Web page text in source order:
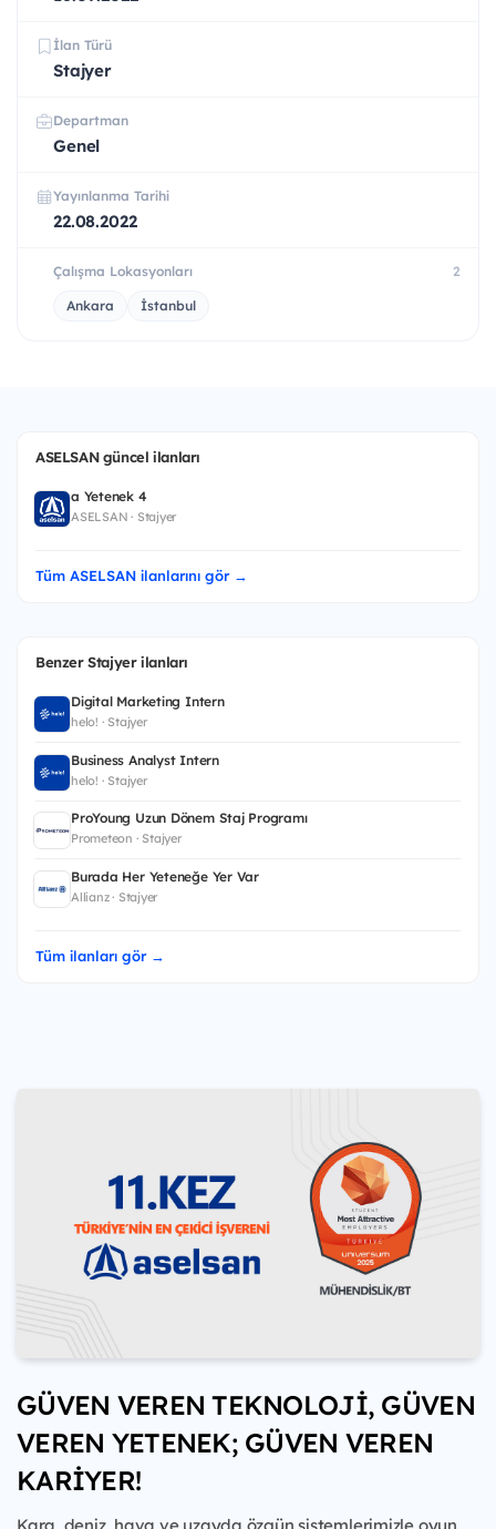
İlan Türü
Stajyer
Departman
Genel
Yayınlanma Tarihi
22.08.2022
Çalışma Lokasyonları 2
Ankara İstanbul
ASELSAN güncel ilanları
a Yetenek 4
ASELSAN · Stajyer
Tüm ASELSAN ilanlarını gör →
Benzer Stajyer ilanları
Digital Marketing Intern
helo! · Stajyer
Business Analyst Intern
helo! · Stajyer
ProYoung Uzun Dönem Staj Programı
Prometeon · Stajyer
Burada Her Yeteneğe Yer Var
Allianz · Stajyer
Tüm ilanları gör →
GÜVEN VEREN TEKNOLOJİ, GÜVEN
VEREN YETENEK; GÜVEN VEREN
KARİYER!